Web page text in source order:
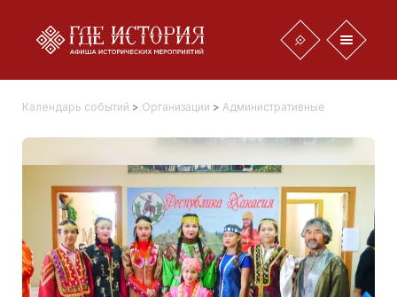
Календарь событий > Организации > Административные